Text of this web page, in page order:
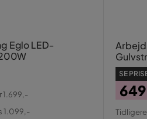
Eglo LED-
1.699,-
1.099,-
SE
Pris